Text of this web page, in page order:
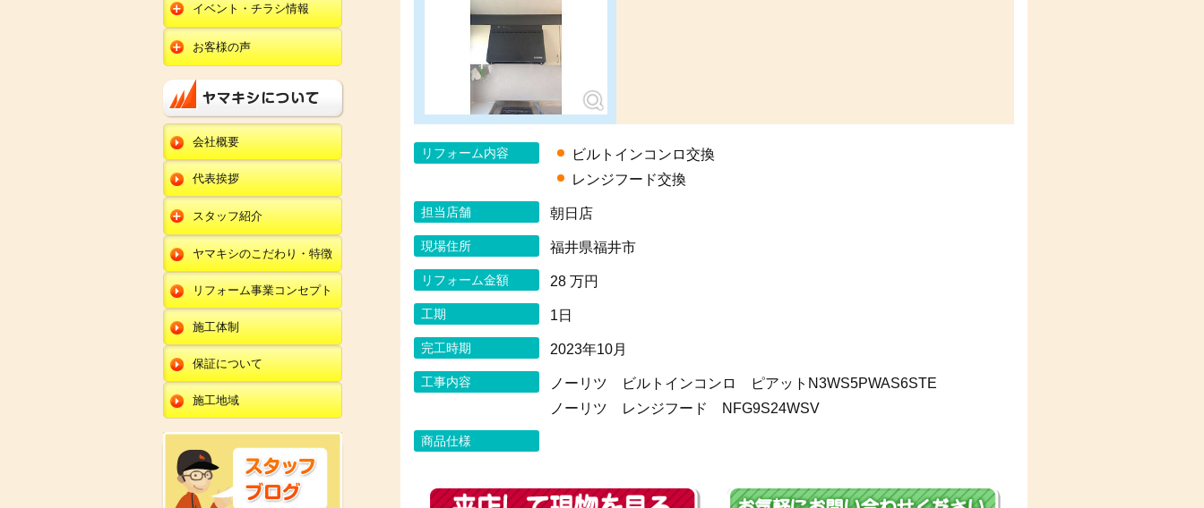
リフォーム内容
ビルトインコンロ交換
レンジフード交換
担当店舗 朝日店
現場住所 福井県福井市
リフォーム金額 28 万円
工期 1日
完工時期 2023年10月
工事内容
ノーリツ ビルトインコンロ ピアットN3WS5PWAS6STE
ノーリツ レンジフード NFG9S24WSV
商品仕様
エクステリア
外壁塗装・外装工事
改装・内装リフォー
ム
修理・小工事
全面リフォーム
金沢野々市店
川北店
小松店
新加賀店
金津店
朝日店
羽咋店
金沢田上店
イベント・チラシ情報
田鶴浜店
金沢野々市店
小松店
新加賀店
金津店
朝日店
羽咋店
金沢田上店
お客様の声
キッチン
ユニットバス
トイレ
洗面化粧台
オール電化・給湯器
エクステリア
外壁塗装・外壁工事
改装・内装リフォー
ム
修理・小工事
全面リフォーム
会社概要
代表挨拶
スタッフ紹介
本部
田鶴浜店
金沢野々市店
川北店
小松店
新加賀店
金津店
朝日店
羽咋店
ヤマキシのこだわり・特徴
リフォーム事業コンセプト
施工体制
保証について
施工地域